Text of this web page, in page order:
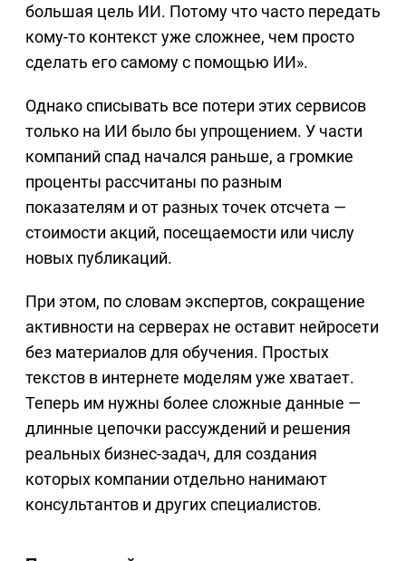
большая цель ИИ. Потому что часто передать
кому-то контекст уже сложнее, чем просто
сделать его самому с помощью ИИ».
Однако списывать все потери этих сервисов
только на ИИ было бы упрощением. У части
компаний спад начался раньше, а громкие
проценты рассчитаны по разным
показателям и от разных точек отсчета —
стоимости акций, посещаемости или числу
новых публикаций.
При этом, по словам экспертов, сокращение
активности на серверах не оставит нейросети
без материалов для обучения. Простых
текстов в интернете моделям уже хватает.
Теперь им нужны более сложные данные —
длинные цепочки рассуждений и решения
реальных бизнес-задач, для создания
которых компании отдельно нанимают
консультантов и других специалистов.